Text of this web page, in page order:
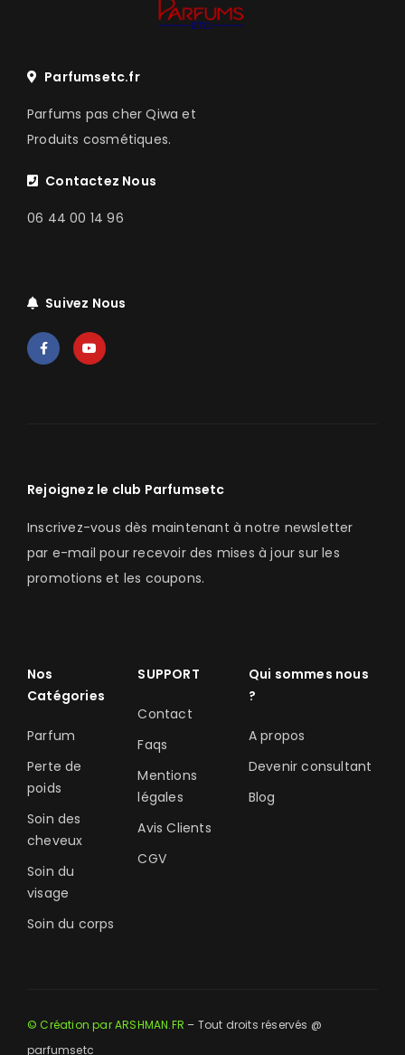
Parfumsetc.fr
Parfums pas cher Qiwa et
Produits cosmétiques.
Contactez Nous
06 44 00 14 96
Suivez Nous
Qui sommes nous
?
A propos
Devenir consultant
Blog
SUPPORT
Contact
Faqs
Mentions
légales
Avis Clients
CGV
Nos
Catégories
Parfum
Perte de
poids
Soin des
cheveux
Soin du
visage
Soin du corps
Rejoignez le club Parfumsetc
Inscrivez-vous dès maintenant à notre newsletter
par e-mail pour recevoir des mises à jour sur les
promotions et les coupons.
© Création par ARSHMAN.FR – Tout droits réservés @
parfumsetc